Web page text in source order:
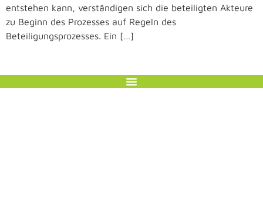
entstehen kann, verständigen sich die beteiligten Akteure
zu Beginn des Prozesses auf Regeln des
Beteiligungsprozesses. Ein […]